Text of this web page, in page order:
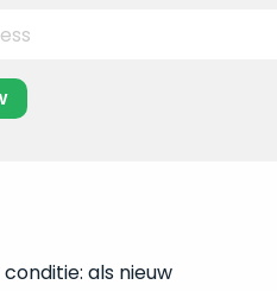
conditie: als nieuw